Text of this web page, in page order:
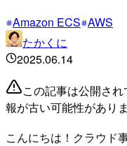
Amazon ECS AWS
たかくに
2025.06.14
この記事は公開さ
報が古い可能性があり
こんにちは！クラウド